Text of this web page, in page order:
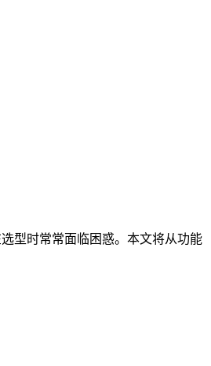
型时常常面临困惑。本文将从功能